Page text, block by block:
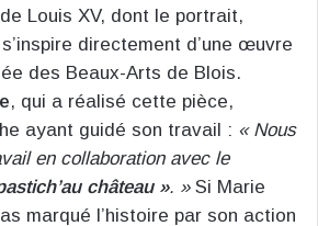
Louis XV, dont le portrait,
directement d’une œuvre
des Beaux-Arts de Blois.
, qui a réalisé cette pièce,
ayant guidé son travail : « Nous
en collaboration avec le
château ». » Si Marie
marqué l’histoire par son action